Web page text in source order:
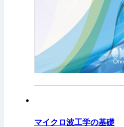
マイクロ波工学の基礎